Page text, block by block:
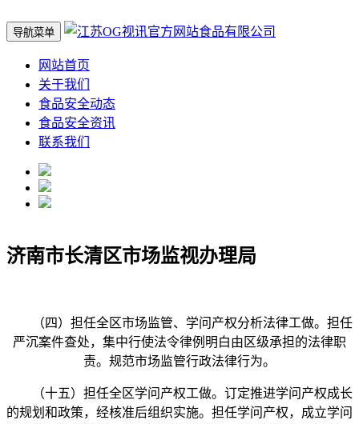
导航菜单
网站首页
关于我们
食品安全动态
食品安全资讯
联系我们
济南市长清区市场监视办理局
（四）担任全区市场监管、学问产权分析法律工做。担任
严沉案件查处，集中行使法令律例明白由区级承担的法律职
责。规范市场监管行政法律行为。
（十五）担任全区学问产权工做。订定推进学问产权成长
的规划和政策，经核准后组织实施。担任学问产权，成立学问